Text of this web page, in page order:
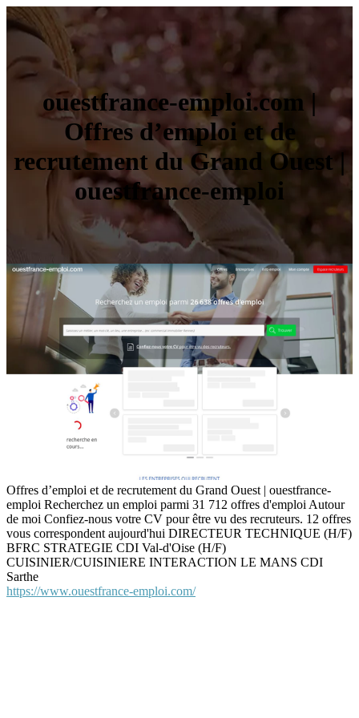
ouestfrance-emploi.com |
Offres d’emploi et de
recrutement du Grand Ouest |
ouestfrance-emploi
Offres d’emploi et de recrutement du Grand Ouest | ouestfrance-
emploi Recherchez un emploi parmi 31 712 offres d'emploi Autour
de moi Confiez-nous votre CV pour être vu des recruteurs. 12 offres
vous correspondent aujourd'hui DIRECTEUR TECHNIQUE (H/F)
BFRC STRATEGIE CDI Val-d'Oise (H/F)
CUISINIER/CUISINIERE INTERACTION LE MANS CDI
Sarthe
https://www.ouestfrance-emploi.com/